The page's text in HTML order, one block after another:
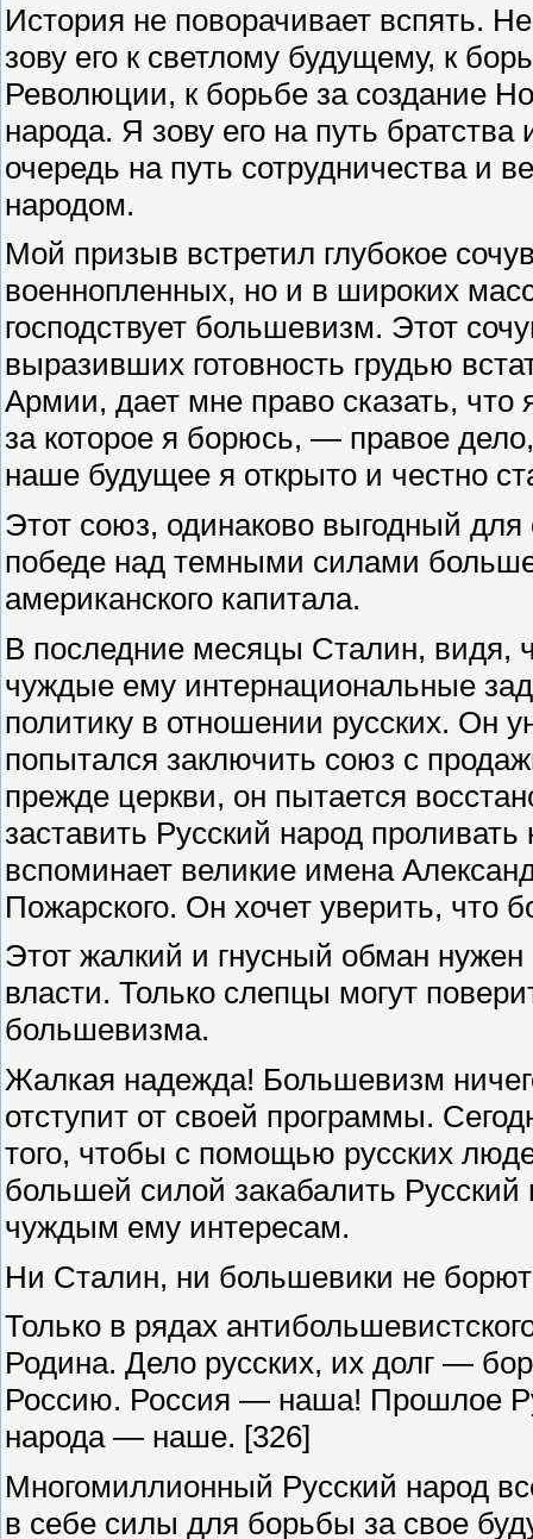
История не поворачивает вспять.
зову его к светлому будущему, к
Революции, к борьбе за создание
народа. Я зову его на путь
очередь на путь сотрудничества и
народом.
Мой призыв встретил глубокое
военнопленных, но и в широких
господствует большевизм. Этот
выразивших готовность грудью
Армии, дает мне право сказать,
за которое я борюсь, — правое
наше будущее я открыто и честно
Этот союз, одинаково выгодный для
победе над темными силами
американского капитала.
В последние месяцы Сталин, видя,
чуждые ему интернациональные
политику в отношении русских. Он
попытался заключить союз с
прежде церкви, он пытается
заставить Русский народ
вспоминает великие имена
Пожарского. Он хочет уверить, что
Этот жалкий и гнусный обман
власти. Только слепцы могут
большевизма.
Жалкая надежда! Большевизм
отступит от своей программы.
того, чтобы с помощью русских
большей силой закабалить
чуждым ему интересам.
Ни Сталин, ни большевики не
Только в рядах
Родина. Дело русских, их долг —
Россию. Россия — наша! Прошлое
народа — наше. [326]
Многомиллионный Русский народ
в себе силы для борьбы за свое